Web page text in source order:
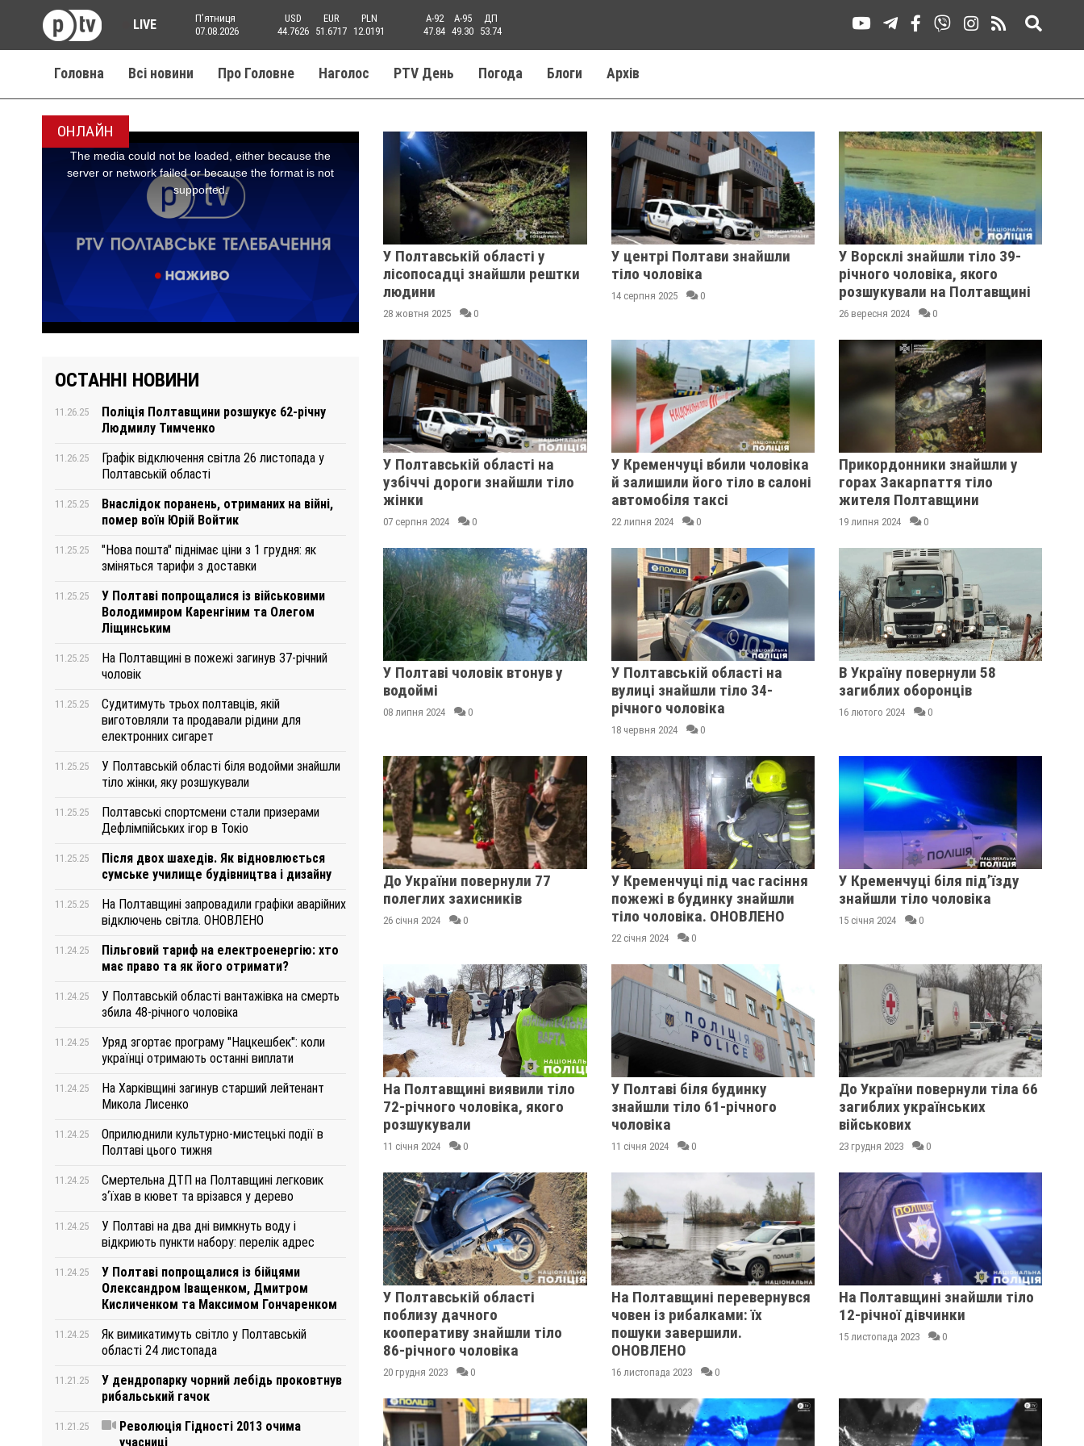
LIVE
Пʼятниця
07.08.2026
USD
44.7626
EUR
51.6717
PLN
12.0191
A-92
47.84
A-95
49.30
ДП
53.74
Головна Всі новини Про Головне Наголос PTV День Погода Блоги Aрхів
ОНЛАЙН
ОСТАННІ НОВИНИ
11.26.25
Поліція Полтавщини розшукує 62-річну
Людмилу Тимченко
11.26.25
Графік відключення світла 26 листопада у
Полтавській області
11.25.25
Внаслідок поранень, отриманих на війні,
помер воїн Юрій Войтик
11.25.25
"Нова пошта" піднімає ціни з 1 грудня: як
зміняться тарифи з доставки
11.25.25
У Полтаві попрощалися із військовими
Володимиром Каренгіним та Олегом
Ліщинським
11.25.25
На Полтавщині в пожежі загинув 37-річний
чоловік
11.25.25
Судитимуть трьох полтавців, якій
виготовляли та продавали рідини для
електронних сигарет
11.25.25
У Полтавській області біля водойми знайшли
тіло жінки, яку розшукували
11.25.25
Полтавські спортсмени стали призерами
Дефлімпійських ігор в Токіо
11.25.25
Після двох шахедів. Як відновлюється
сумське училище будівництва і дизайну
11.25.25
На Полтавщині запровадили графіки аварійних
відключень світла. ОНОВЛЕНО
11.24.25
Пільговий тариф на електроенергію: хто
має право та як його отримати?
11.24.25
У Полтавській області вантажівка на смерть
збила 48-річного чоловіка
11.24.25
Уряд згортає програму "Нацкешбек": коли
українці отримають останні виплати
11.24.25
На Харківщині загинув старший лейтенант
Микола Лисенко
11.24.25
Оприлюднили культурно-мистецькі події в
Полтаві цього тижня
11.24.25
Смертельна ДТП на Полтавщині легковик
з‘їхав в кювет та врізався у дерево
11.24.25
У Полтаві на два дні вимкнуть воду і
відкриють пункти набору: перелік адрес
11.24.25
У Полтаві попрощалися із бійцями
Олександром Іващенком, Дмитром
Кисличенком та Максимом Гончаренком
11.24.25
Як вимикатимуть світло у Полтавській
області 24 листопада
11.21.25
У дендропарку чорний лебідь проковтнув
рибальський гачок
11.21.25
Революція Гідності 2013 очима
учасниці
У Полтавській області у
лісопосадці знайшли рештки
людини
28 жовтня 2025 0
У центрі Полтави знайшли
тіло чоловіка
14 серпня 2025 0
У Ворсклі знайшли тіло 39-
річного чоловіка, якого
розшукували на Полтавщині
26 вересня 2024 0
У Полтавській області на
узбіччі дороги знайшли тіло
жінки
07 серпня 2024 0
У Кременчуці вбили чоловіка
й залишили його тіло в салоні
автомобіля таксі
22 липня 2024 0
Прикордонники знайшли у
горах Закарпаття тіло
жителя Полтавщини
19 липня 2024 0
У Полтаві чоловік втонув у
водоймі
08 липня 2024 0
У Полтавській області на
вулиці знайшли тіло 34-
річного чоловіка
18 червня 2024 0
В Україну повернули 58
загиблих оборонців
16 лютого 2024 0
До України повернули 77
полеглих захисників
26 січня 2024 0
У Кременчуці під час гасіння
пожежі в будинку знайшли
тіло чоловіка. ОНОВЛЕНО
22 січня 2024 0
У Кременчуці біля під’їзду
знайшли тіло чоловіка
15 січня 2024 0
На Полтавщині виявили тіло
72-річного чоловіка, якого
розшукували
11 січня 2024 0
У Полтаві біля будинку
знайшли тіло 61-річного
чоловіка
11 січня 2024 0
До України повернули тіла 66
загиблих українських
військових
23 грудня 2023 0
У Полтавській області
поблизу дачного
кооперативу знайшли тіло
86-річного чоловіка
20 грудня 2023 0
На Полтавщині перевернувся
човен із рибалками: їх
пошуки завершили.
ОНОВЛЕНО
16 листопада 2023 0
На Полтавщині знайшли тіло
12-річної дівчинки
15 листопада 2023 0